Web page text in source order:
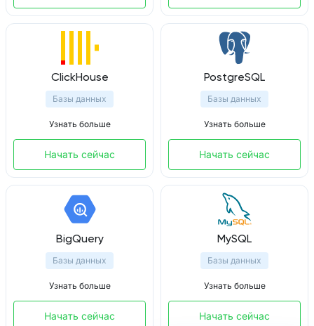
ClickHouse
Базы данных
Узнать больше
Начать сейчас
PostgreSQL
Базы данных
Узнать больше
Начать сейчас
BigQuery
Базы данных
Узнать больше
Начать сейчас
MySQL
Базы данных
Узнать больше
Начать сейчас